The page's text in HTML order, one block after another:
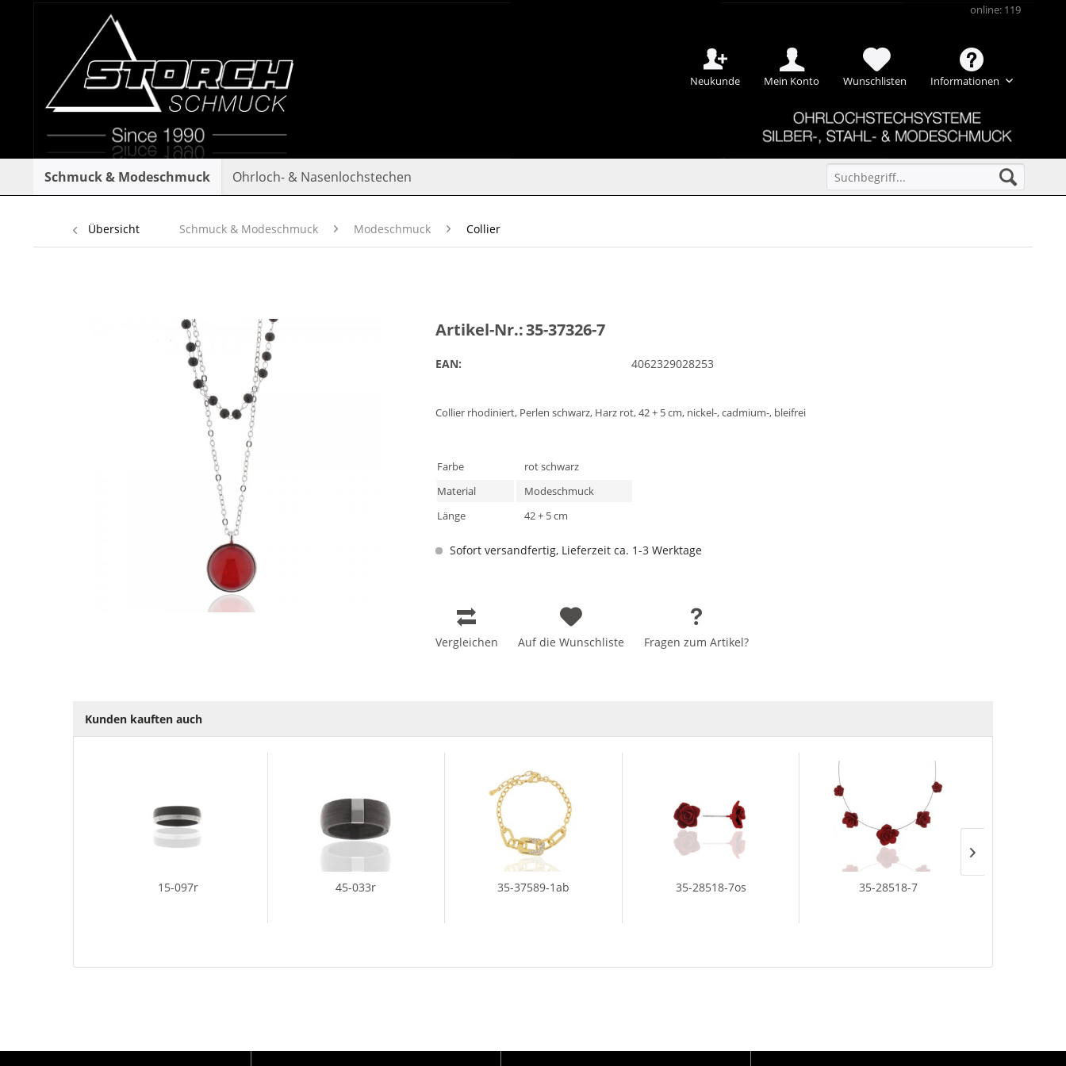
Neukunde Mein Konto Wunschlisten Informationen
online: 119
Schmuck & Modeschmuck Ohrloch- & Nasenlochstechen
Übersicht Schmuck & Modeschmuck Modeschmuck Collier
Artikel-Nr.:35-37326-7
EAN: 4062329028253
Collier rhodiniert, Perlen schwarz, Harz rot, 42 + 5 cm, nickel-, cadmium-, bleifrei
Farbe
rot schwarz
Material
Modeschmuck
Länge
42 + 5 cm
Sofort versandfertig, Lieferzeit ca. 1-3 Werktage
Vergleichen Auf die Wunschliste Fragen zum Artikel?
Kunden kauften auch
15-097r 45-033r 35-37589-1ab 35-28518-7os 35-28518-7